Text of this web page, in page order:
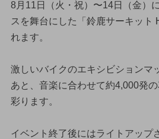
8月11日（火・祝）〜14日（金）
スを舞台にした「鈴鹿サーキット
れます。
激しいバイクのエキシビションマ
あと、音楽に合わせて約4,000発
彩ります。
イベント終了後にはライトアップ